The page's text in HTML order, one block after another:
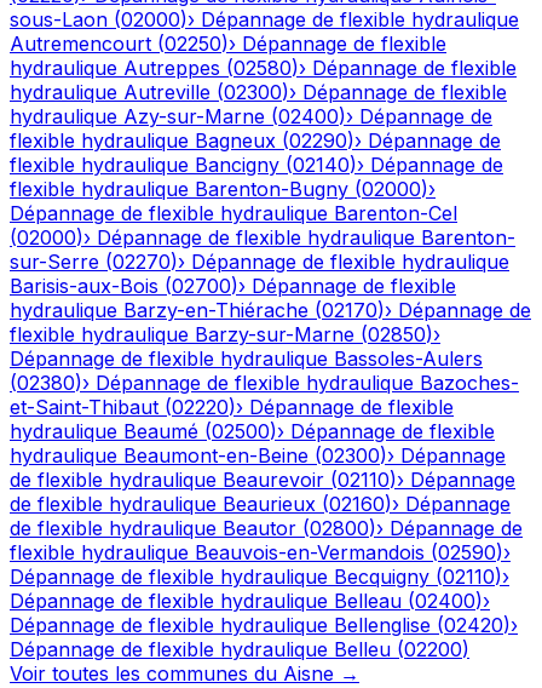
sous-Laon (02000)› Dépannage de flexible hydraulique
Autremencourt (02250)› Dépannage de flexible
hydraulique Autreppes (02580)› Dépannage de flexible
hydraulique Autreville (02300)› Dépannage de flexible
hydraulique Azy-sur-Marne (02400)› Dépannage de
flexible hydraulique Bagneux (02290)› Dépannage de
flexible hydraulique Bancigny (02140)› Dépannage de
flexible hydraulique Barenton-Bugny (02000)›
Dépannage de flexible hydraulique Barenton-Cel
(02000)› Dépannage de flexible hydraulique Barenton-
sur-Serre (02270)› Dépannage de flexible hydraulique
Barisis-aux-Bois (02700)› Dépannage de flexible
hydraulique Barzy-en-Thiérache (02170)› Dépannage de
flexible hydraulique Barzy-sur-Marne (02850)›
Dépannage de flexible hydraulique Bassoles-Aulers
(02380)› Dépannage de flexible hydraulique Bazoches-
et-Saint-Thibaut (02220)› Dépannage de flexible
hydraulique Beaumé (02500)› Dépannage de flexible
hydraulique Beaumont-en-Beine (02300)› Dépannage
de flexible hydraulique Beaurevoir (02110)› Dépannage
de flexible hydraulique Beaurieux (02160)› Dépannage
de flexible hydraulique Beautor (02800)› Dépannage de
flexible hydraulique Beauvois-en-Vermandois (02590)›
Dépannage de flexible hydraulique Becquigny (02110)›
Dépannage de flexible hydraulique Belleau (02400)›
Dépannage de flexible hydraulique Bellenglise (02420)›
Dépannage de flexible hydraulique Belleu (02200)
Voir toutes les communes du Aisne →